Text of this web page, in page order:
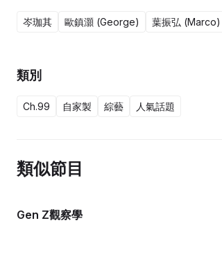
岑珈其 歐鎮灝 (George) 葉振弘 (Marco)
類別
Ch.99 自家製 綜藝 人氣話題
類似節目
Gen Z觀察學